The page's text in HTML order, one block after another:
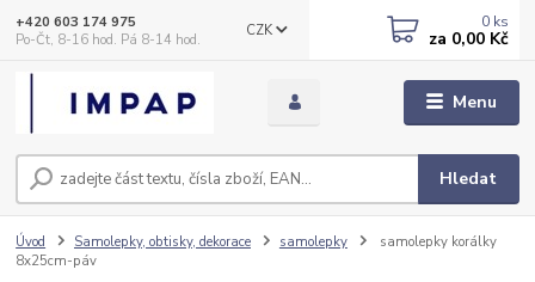
Menu
CZK
Hledat
+420 603 174 975
Po-Čt, 8-16 hod. Pá 8-14 hod.
0 ks
za 0,00 Kč
Úvod Samolepky, obtisky, dekorace samolepky
samolepky korálky
8x25cm-páv